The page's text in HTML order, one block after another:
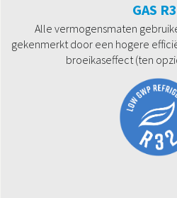
GAS
Alle vermogensmaten
gekenmerkt door een hogere
broeikaseffect (ten